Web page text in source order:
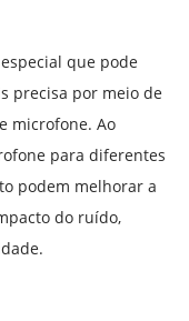
que pode
precisa por meio de
microfone. Ao
para diferentes
podem melhorar a
do ruído,